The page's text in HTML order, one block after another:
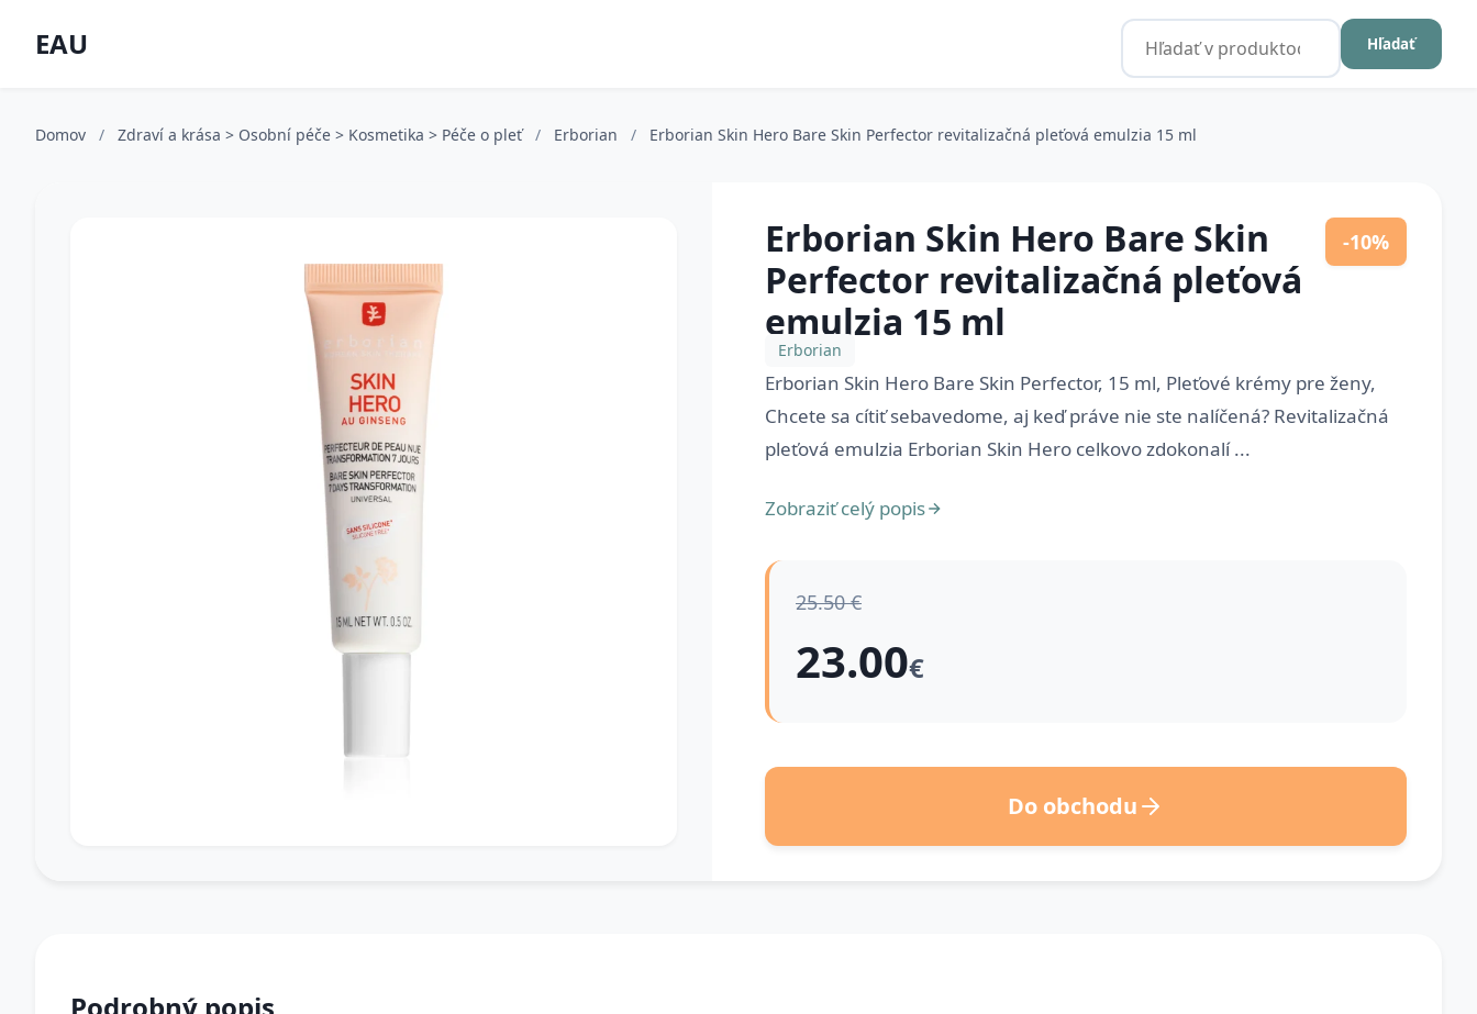
EAU Hľadať
Domov / Zdraví a krása > Osobní péče > Kosmetika > Péče o pleť / Erborian / Erborian Skin Hero Bare Skin Perfector revitalizačná pleťová emulzia 15 ml
Erborian Skin Hero Bare Skin
Perfector revitalizačná pleťová
emulzia 15 ml
-10%
Erborian
Erborian Skin Hero Bare Skin Perfector, 15 ml, Pleťové krémy pre ženy,
Chcete sa cítiť sebavedome, aj keď práve nie ste nalíčená? Revitalizačná
pleťová emulzia Erborian Skin Hero celkovo zdokonalí ...
Zobraziť celý popis
25.50 €
23.00€
Do obchodu